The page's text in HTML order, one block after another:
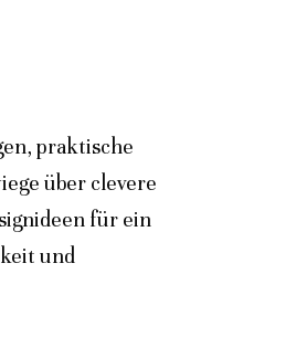
praktische
über clevere
für ein
und